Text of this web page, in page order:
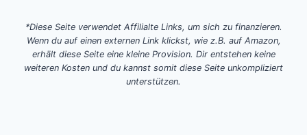
*Diese Seite verwendet Affilialte Links, um sich zu finanzieren.
Wenn du auf einen externen Link klickst, wie z.B. auf Amazon,
erhält diese Seite eine kleine Provision. Dir entstehen keine
weiteren Kosten und du kannst somit diese Seite unkompliziert
unterstützen.